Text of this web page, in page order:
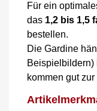
Für ein
das 1,2 bis 1,5
bestellen.
Die Gardine
Beispielbildern)
kommen gut